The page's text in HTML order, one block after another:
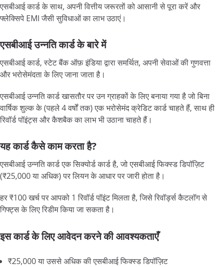
एसबीआई कार्ड के साथ, अपनी वित्तीय जरूरतों को आसानी से पूरा करें और
फ्लेक्सिपे EMI जैसी सुविधाओं का लाभ उठाएं।
एसबीआई उन्नति कार्ड के बारे में
एसबीआई कार्ड, स्टेट बैंक ऑफ़ इंडिया द्वारा समर्थित, अपनी सेवाओं की गुणवत्ता
और भरोसेमंदता के लिए जाना जाता है।
एसबीआई उन्नति कार्ड खासतौर पर उन ग्राहकों के लिए बनाया गया है जो बिना
वार्षिक शुल्क के (पहले 4 वर्षों तक) एक भरोसेमंद क्रेडिट कार्ड चाहते हैं, साथ ही
रिवॉर्ड पॉइंट्स और कैशबैक का लाभ भी उठाना चाहते हैं।
यह कार्ड कैसे काम करता है?
एसबीआई उन्नति कार्ड एक सिक्योर्ड कार्ड है, जो एसबीआई फिक्स्ड डिपॉज़िट
(₹25,000 या अधिक) पर लियन के आधार पर जारी होता है।
हर ₹100 खर्च पर आपको 1 रिवॉर्ड पॉइंट मिलता है, जिसे रिवॉर्ड्स कैटलॉग से
गिफ्ट्स के लिए रिडीम किया जा सकता है।
इस कार्ड के लिए आवेदन करने की आवश्यकताएँ
₹25,000 या उससे अधिक की एसबीआई फिक्स्ड डिपॉज़िट